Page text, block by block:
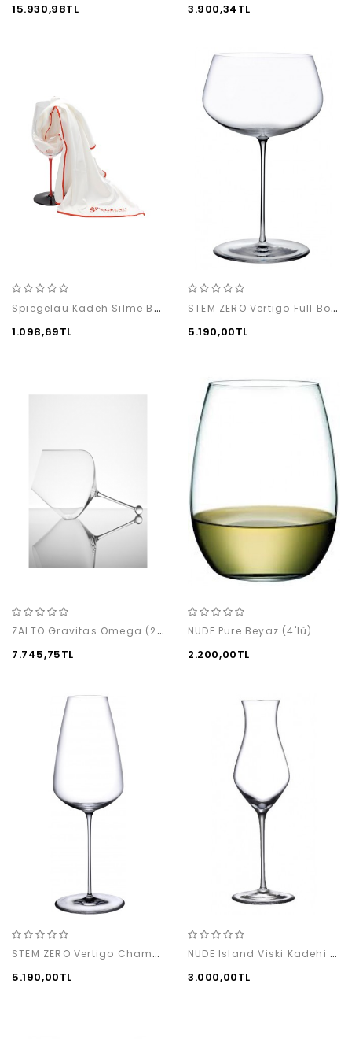
15.930,98TL 3.900,34TL
Spiegelau Kadeh Silme Bezi
1.098,69TL
STEM ZERO Vertigo Full Bodied White Wine (2'li)
5.190,00TL
ZALTO Gravitas Omega (2 adet)
7.745,75TL
NUDE Pure Beyaz (4'lü)
2.200,00TL
STEM ZERO Vertigo Champagne (2'li)
5.190,00TL
NUDE Island Viski Kadehi (2'li)
3.000,00TL